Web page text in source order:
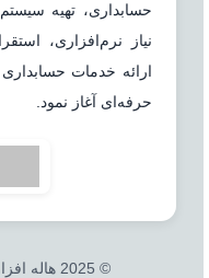
حسابداری، تهیه
نیاز نرم‌افزاری،
ارائه خدمات
حرفه‌ای آغاز نمود.
© 2025 هاله افزار - کلیه حقوق محفوظ است.